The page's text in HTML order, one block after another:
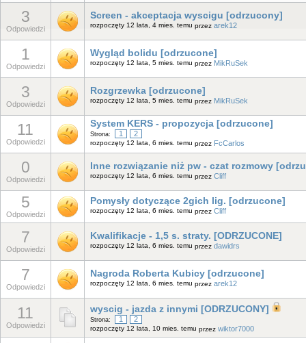
3
Odpowiedzi
Screen - akceptacja wyscigu [odrzucony]
rozpoczęty 12 lata, 4 mies. temu przez arek12
1
Odpowiedzi
Wygląd bolidu [odrzucone]
rozpoczęty 12 lata, 5 mies. temu przez MikRuSek
3
Odpowiedzi
Rozgrzewka [odrzucone]
rozpoczęty 12 lata, 5 mies. temu przez MikRuSek
11
Odpowiedzi
System KERS - propozycja [odrzucone]
Strona: 1 2
rozpoczęty 12 lata, 6 mies. temu przez FcCarlos
0
Odpowiedzi
Inne rozwiązanie niż pw - czat rozmowy
rozpoczęty 12 lata, 6 mies. temu przez Cliff
5
Odpowiedzi
Pomysły dotyczące 2gich lig. [odrzucone]
rozpoczęty 12 lata, 6 mies. temu przez Cliff
7
Odpowiedzi
Kwalifikacje - 1,5 s. straty. [ODRZUCONE]
rozpoczęty 12 lata, 6 mies. temu przez dawidrs
7
Odpowiedzi
Nagroda Roberta Kubicy [odrzucone]
rozpoczęty 12 lata, 6 mies. temu przez arek12
11
Odpowiedzi
wyscig - jazda z innymi [ODRZUCONY]
Strona: 1 2
rozpoczęty 12 lata, 10 mies. temu przez wiktor7000